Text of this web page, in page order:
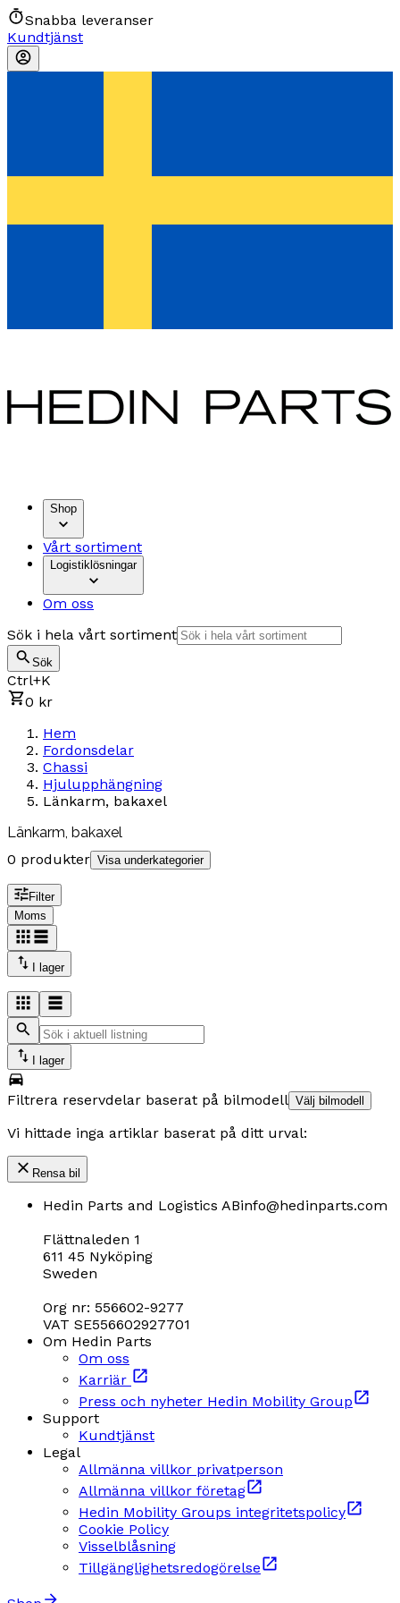
Snabba leveranser
Kundtjänst
Shop
Vårt sortiment
Logistiklösningar
Om oss
Sök i hela vårt sortiment
Sök
Ctrl+K
0 kr
Hem
Fordonsdelar
Chassi
Hjulupphängning
Länkarm, bakaxel
Länkarm, bakaxel
0 produkter Visa underkategorier
Filter
Moms
I lager
I lager
Filtrera reservdelar baserat på bilmodell Välj bilmodell
Vi hittade inga artiklar baserat på ditt urval:
Rensa bil
Hedin Parts and Logistics ABinfo@hedinparts.com
Flättnaleden 1
611 45 Nyköping
Sweden
Org nr: 556602-9277
VAT SE556602927701
Om Hedin Parts
Om oss
Karriär
Press och nyheter Hedin Mobility Group
Support
Kundtjänst
Legal
Allmänna villkor privatperson
Allmänna villkor företag
Hedin Mobility Groups integritetspolicy
Cookie Policy
Visselblåsning
Tillgänglighetsredogörelse